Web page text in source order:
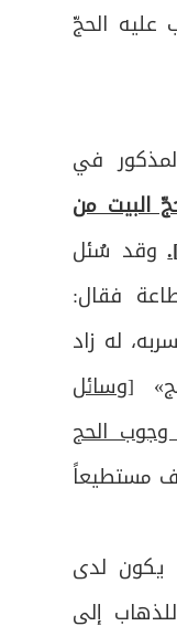
عليه الحجّ
في
البيت من
وقد سُئل
فقال:
له زاد
[وسائل
أبواب وجوب الحج
مستطيعاً
يكون لدى
إلى
والمحصور